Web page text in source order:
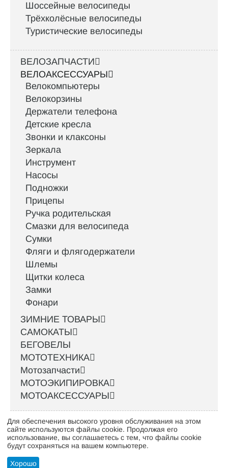
Шоссейные велосипеды
Трёхколёсные велосипеды
Туристические велосипеды
ВЕЛОЗАПЧАСТИ
ВЕЛОАКСЕССУАРЫ
Велокомпьютеры
Велокорзины
Держатели телефона
Детские кресла
Звонки и клаксоны
Зеркала
Инструмент
Насосы
Подножки
Прицепы
Ручка родительская
Смазки для велосипеда
Сумки
Фляги и флягодержатели
Шлемы
Щитки колеса
Замки
Фонари
ЗИМНИЕ ТОВАРЫ
САМОКАТЫ
БЕГОВЕЛЫ
МОТОТЕХНИКА
Мотозапчасти
МОТОЭКИПИРОВКА
МОТОАКСЕССУАРЫ
Интернет-магазин велосипедов VELO52.RU
Стать оптовым клиентом
Для обеспечения высокого уровня обслуживания на этом
сайте используются файлы cookie. Продолжая его
использование, вы соглашаетесь с тем, что файлы cookie
будут сохраняться на вашем компьютере.
Хорошо